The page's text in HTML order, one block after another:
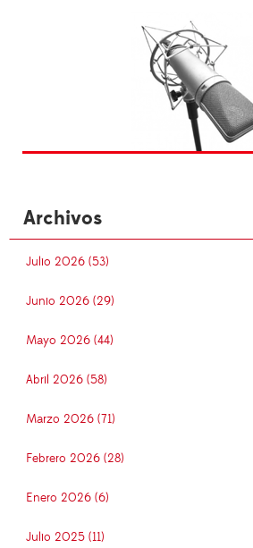
Archivos
Julio 2026 (53)
Junio 2026 (29)
Mayo 2026 (44)
Abril 2026 (58)
Marzo 2026 (71)
Febrero 2026 (28)
Enero 2026 (6)
Julio 2025 (11)